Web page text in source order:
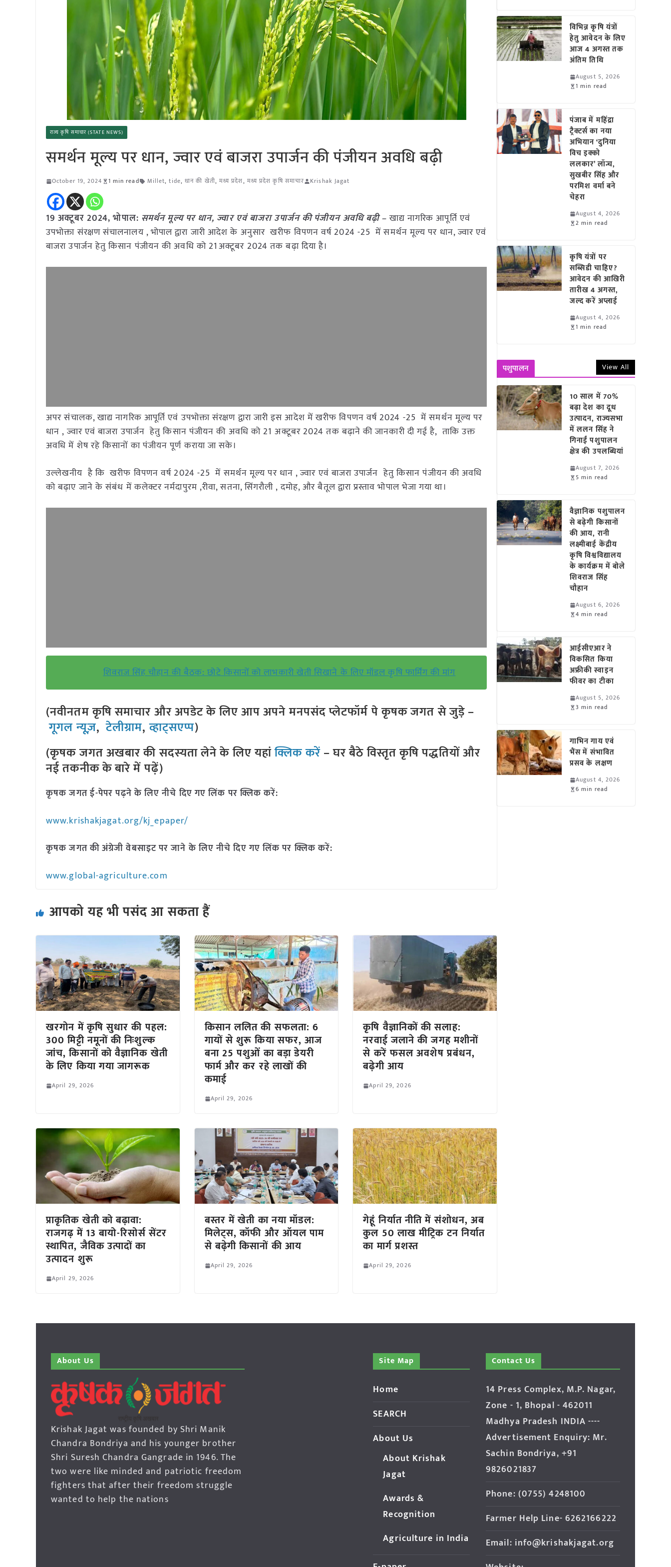
राज्य कृषि समाचार (STATE NEWS)
समर्थन मूल्य पर धान, ज्वार एवं बाजरा उपार्जन की पंजीयन अवधि बढ़ी
October 19, 2024 1 min read Millet,tide,धान की खेती, मध्य प्रदेश, मध्य प्रदेश कृषि समाचार Krishak Jagat
19 अक्टूबर 2024, भोपाल: समर्थन मूल्य पर धान, ज्वार एवं बाजरा उपार्जन की पंजीयन अवधि बढ़ी –खाद्य नागरिक आपूर्ति एवं
उपभोक्ता संरक्षण संचालनालय , भोपाल द्वारा जारी आदेश के अनुसार खरीफ विपणन वर्ष 2024 -25 में समर्थन मूल्य पर धान, ज्वार एवं
बाजरा उपार्जन हेतु किसान पंजीयन की अवधि को 21अक्टूबर 2024 तक बढ़ा दिया है।
अपर संचालक, खाद्य नागरिक आपूर्ति एवं उपभोक्ता संरक्षण द्वारा जारी इस आदेश में खरीफ विपणन वर्ष 2024 -25 में समर्थन मूल्य पर
धान , ज्वार एवं बाजरा उपार्जन हेतु किसान पंजीयन की अवधि को 21 अक्टूबर 2024 तक बढ़ाने की जानकारी दी गई है, ताकि उक्त
अवधि में शेष रहे किसानों का पंजीयन पूर्ण कराया जा सके।
उल्लेखनीय है कि खरीफ विपणन वर्ष 2024 -25 में समर्थन मूल्य पर धान , ज्वार एवं बाजरा उपार्जन हेतु किसान पंजीयन की अवधि
को बढ़ाए जाने के संबंध में कलेक्टर नर्मदापुरम ,रीवा, सतना, सिंगरौली , दमोह, और बैतूल द्वारा प्रस्ताव भोपाल भेजा गया था।
शिवराज सिंह चौहान की बैठक: छोटे किसानों को लाभकारी खेती सिखाने के लिए मॉडल कृषि फार्मिंग की मांग
(नवीनतम कृषि समाचार और अपडेट के लिए आप अपने मनपसंद प्लेटफॉर्म पे कृषक जगत से जुड़े –
गूगल न्यूज़,टेलीग्राम,व्हाट्सएप्प)
(कृषक जगत अखबार की सदस्यता लेने के लिए यहांक्लिक करें– घर बैठे विस्तृत कृषि पद्धतियों और
नई तकनीक के बारे में पढ़ें)
कृषक जगत ई-पेपर पढ़ने के लिए नीचे दिए गए लिंक पर क्लिक करें:
www.krishakjagat.org/kj_epaper/
कृषक जगत की अंग्रेजी वेबसाइट पर जाने के लिए नीचे दिए गए लिंक पर क्लिक करें:
www.global-agriculture.com
आपको यह भी पसंद आ सकता हैं
खरगोन में कृषि सुधार की पहल:
300 मिट्टी नमूनों की निःशुल्क
जांच, किसानों को वैज्ञानिक खेती
के लिए किया गया जागरूक
April 29, 2026
किसान ललित की सफलता: 6
गायों से शुरू किया सफर, आज
बना 25 पशुओं का बड़ा डेयरी
फार्म और कर रहे लाखों की
कमाई
April 29, 2026
कृषि वैज्ञानिकों की सलाह:
नरवाई जलाने की जगह मशीनों
से करें फसल अवशेष प्रबंधन,
बढ़ेगी आय
April 29, 2026
प्राकृतिक खेती को बढ़ावा:
राजगढ़ में 13 बायो-रिसोर्स सेंटर
स्थापित, जैविक उत्पादों का
उत्पादन शुरू
April 29, 2026
बस्तर में खेती का नया मॉडल:
मिलेट्स, कॉफी और ऑयल पाम
से बढ़ेगी किसानों की आय
April 29, 2026
गेहूं निर्यात नीति में संशोधन, अब
कुल 50 लाख मीट्रिक टन निर्यात
का मार्ग प्रशस्त
April 29, 2026
विभिन्न कृषि यंत्रों
हेतु आवेदन के लिए
आज 4 अगस्त तक
अंतिम तिथि
August 5, 2026
1 min read
पंजाब में महिंद्रा
ट्रैक्टर्स का नया
अभियान ‘दुनिया
विच इक्को
ललकार’ लॉन्च,
सुखबीर सिंह और
परमिश वर्मा बने
चेहरा
August 4, 2026
2 min read
कृषि यंत्रों पर
सब्सिडी चाहिए?
आवेदन की आखिरी
तारीख 4 अगस्त,
जल्द करें अप्लाई
August 4, 2026
1 min read
पशुपालन View All
10 साल में 70%
बढ़ा देश का दूध
उत्पादन, राज्यसभा
में ललन सिंह ने
गिनाईं पशुपालन
क्षेत्र की उपलब्धियां
August 7, 2026
5 min read
वैज्ञानिक पशुपालन
से बढ़ेगी किसानों
की आय, रानी
लक्ष्मीबाई केंद्रीय
कृषि विश्वविद्यालय
के कार्यक्रम में बोले
शिवराज सिंह
चौहान
August 6, 2026
4 min read
आईसीएआर ने
विकसित किया
अफ्रीकी स्वाइन
फीवर का टीका
August 5, 2026
3 min read
गाभिन गाय एवं
भैंस में संभावित
प्रसव के लक्षण
August 4, 2026
6 min read
About Us
Krishak Jagat was founded by Shri Manik
Chandra Bondriya and his younger brother
Shri Suresh Chandra Gangrade in 1946. The
two were like minded and patriotic freedom
fighters that after their freedom struggle
wanted to help the nations
Site Map
Home
SEARCH
About Us
About Krishak
Jagat
Awards &
Recognition
Agriculture in India
Contact Us
14 Press Complex, M.P. Nagar,
Zone - 1, Bhopal - 462011
Madhya Pradesh INDIA ----
Advertisement Enquiry: Mr.
Sachin Bondriya, +91
9826021837
Phone: (0755) 4248100
Farmer Help Line- 6262166222
Email: info@krishakjagat.org